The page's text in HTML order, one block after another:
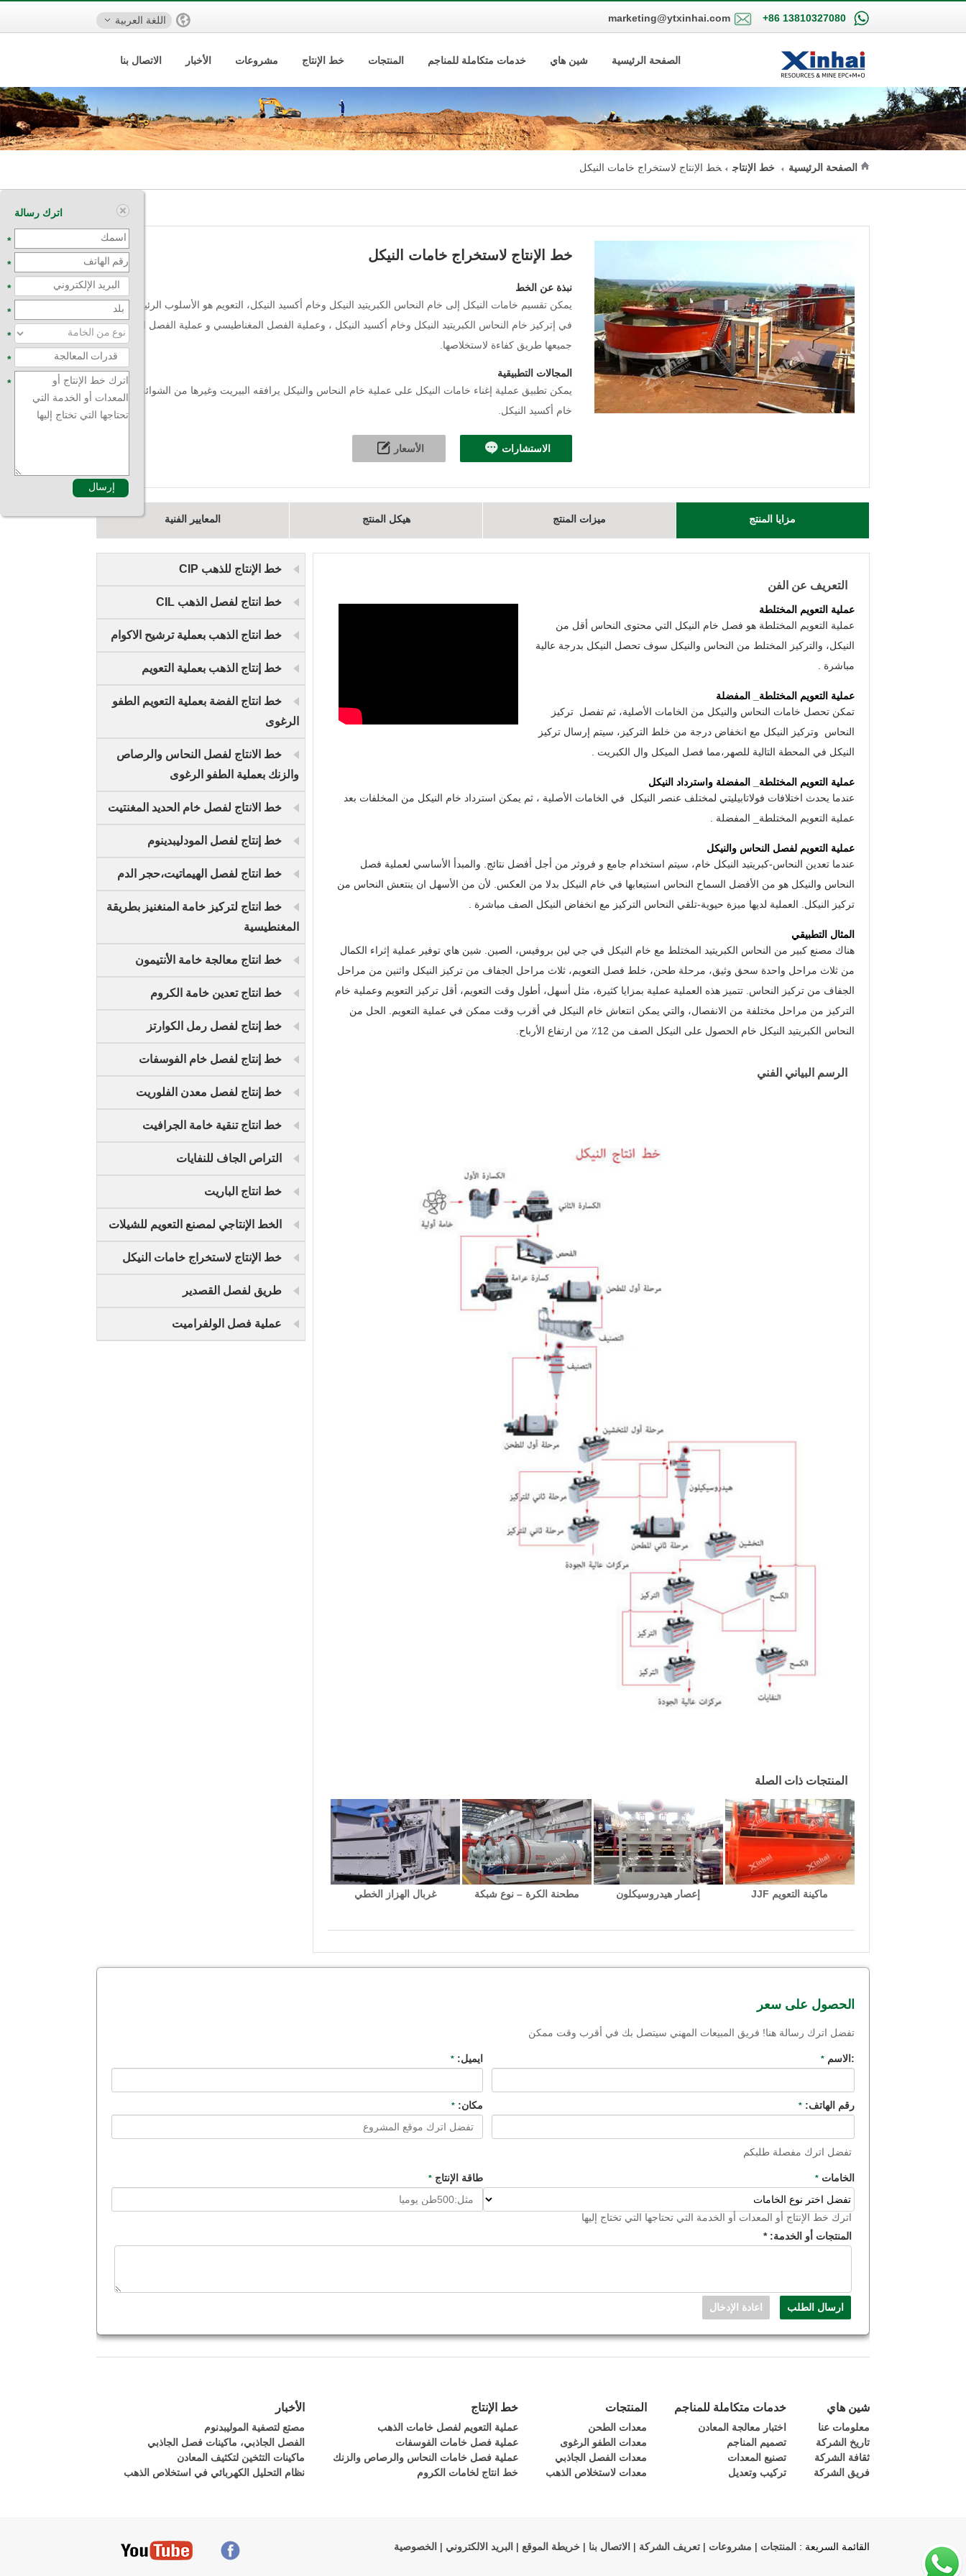
اللغة العربية marketing@ytxinhai.com +86 13810327080
الصفحة الرئيسية شين هاي خدمات متكاملة للمناجم المنتجات خط الإنتاج مشروعات الأخبار الاتصال بنا
الصفحة الرئيسية خط الإنتاج خط الإنتاج لاستخراج خامات النيكل
خط الإنتاج لاستخراج خامات النيكل
نبذة عن الخط
يمكن تقسيم خامات النيكل إلى خام النحاس الكبريتيد النيكل وخام أكسيد النيكل، التعويم هو الأسلوب الرئيسي
في إتركيز خام النحاس الكبريتيد النيكل وخام أكسيد النيكل ، وعملية الفصل المغناطيسي و عملية الفصل الجاذبية
جميعها طريق كفاءة لاستخلاصها.
المجالات التطبيقية
يمكن تطبيق عملية إغناء خامات النيكل على عملية خام النحاس والنيكل يرافقه البيريت وغيرها من الشوائب أو
خام أكسيد النيكل.
الاستشارات الأسعار
مزايا المنتج ميزات المنتج هيكل المنتج المعايير الفنية
التعريف عن الفن
عملية التعويم المختلطة
عملية التعويم المختلطة هو فصل خام النيكل التي محتوى النحاس أقل من
النيكل، والتركيز المختلط من النحاس والنيكل سوف تحصل النيكل بدرجة عالية
مباشرة .
عملية التعويم المختلطة_ المفضلة
تمكن تحصل خامات النحاس والنيكل من الخامات الأصلية، ثم تفصل تركيز
النحاس وتركيز النيكل مع انخفاض درجة من خلط التركيز، سيتم إرسال تركيز
النيكل في المحطة التالية للصهر،مما فصل الميكل وال الكبريت .
عملية التعويم المختلطة_ المفضلة واسترداد النيكل
عندما يحدث اختلافات فولاتابيليتي لمختلف عنصر النيكل في الخامات الأصلية ، ثم يمكن استرداد خام النيكل من المخلفات بعد
عملية التعويم المختلطة_ المفضلة .
عملية التعويم لفصل النحاس والنيكل
عندما تعدين النحاس-كبريتيد النيكل خام، سيتم استخدام جامع و فروثر من أجل أفضل نتائج. والمبدأ الأساسي لعملية فصل
النحاس والنيكل هو من الأفضل السماح النحاس استيعابها في خام النيكل بدلا من العكس. لأن من الأسهل ان ينتعش النحاس من
تركيز النيكل. العملية لديها ميزة حيوية-تلقي النحاس التركيز مع انخفاض النيكل الصف مباشرة .
المثال التطبيقي
هناك مصنع كبير من النحاس الكبريتيد المختلط مع خام النيكل في جي لين بروفيس، الصين. شين هاي توفير عملية إثراء الكمال
من ثلاث مراحل واحدة سحق وثيق، مرحلة طحن، خلط فصل التعويم، ثلاث مراحل الجفاف من تركيز النيكل واثنين من مراحل
الجفاف من تركيز النحاس. تتميز هذه العملية عملية بمزايا كثيرة، مثل أسهل، أطول وقت التعويم، أقل تركيز التعويم وعملية خام
التركيز من مراحل مختلفة من الانفصال، والتي يمكن انتعاش خام النيكل في أقرب وقت ممكن في عملية التعويم. الحل من
النحاس الكبريتيد النيكل خام الحصول على النيكل الصف من 12٪ من ارتفاع الأرباح.
الرسم البياني الفني
المنتجات ذات الصلة
ماكينة التعويم JJF إعصار هيدروسيكلون مطحنة الكرة – نوع شبكة غربال الهزاز الخطي
خط الإنتاج للذهب CIP
خط انتاج لفصل الذهب CIL
خط انتاج الذهب بعملية ترشيح الاكوام
خط إنتاج الذهب بعملية التعويم
خط انتاج الفضة بعملية التعويم الطفو
الرغوى
خط الانتاج لفصل النحاس والرصاص
والزنك بعملية الطفو الرغوى
خط الانتاج لفصل خام الحديد المغنتيت
خط إنتاج لفصل المودليبدينوم
خط انتاج لفصل الهيماتيت،حجر الدم
خط انتاج لتركيز خامة المنغنيز بطريقة
المغنطيسية
خط انتاج معالجة خامة الأنتيمون
خط انتاج تعدين خامة الكروم
خط إنتاج لفصل رمل الكوارتز
خط إنتاج لفصل خام الفوسفات
خط إنتاج لفصل معدن الفلوريت
خط انتاج تنقية خامة الجرافيت
التراص الجاف للنفايات
خط انتاج الباريت
الخط الإنتاجي لمصنع التعويم للشيلات
خط الإنتاج لاستخراج خامات النيكل
طريق لفصل القصدير
عملية فصل الولفراميت
الحصول على سعر
تفضل اترك رسالة هنا! فريق المبيعات المهني سيتصل بك في أقرب وقت ممكن
:الاسم* ايميل: *
رقم الهاتف:* مكان: *
تفضل اترك مفصلة طلبكم
الخامات* طاقة الإنتاج *
اترك خط الإنتاج أو المعدات أو الخدمة التي تحتاجها التي تختاج إليها
المنتجات أو الخدمة:*
شين هاي
معلومات عنا
تاريخ الشركة
ثقافة الشركة
فريق الشركة
خدمات متكاملة للمناجم
اختبار معالجة المعادن
تصميم المناجم
تصنيع المعدات
تركيب وتعديل
المنتجات
معدات الطحن
معدات الطفو الرغوى
معدات الفصل الجاذبي
معدات لاستخلاص الذهب
خط الإنتاج
عملية التعويم لفصل خامات الذهب
عملية فصل خامات الفوسفات
عملية فصل خامات النحاس والرصاص والزنك
خط انتاج لخامات الكروم
الأخبار
مصتع لتصفية الموليبدنوم
الفصل الجاذبي، ماكينات فصل الجاذبي
ماكينات التثخين لتكثيف المعادن
نظام التحليل الكهربائي في استخلاص الذهب
القائمة السريعة : المنتجات | مشروعات |تعريف الشركة | الاتصال بنا |خريطة الموقع | البريد الالكتروني | الخصوصية
اترك رسالة
*
*
*
*
*
*
*